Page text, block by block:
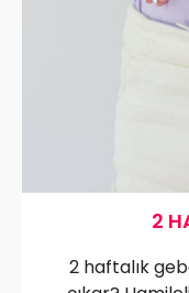
2
2 haftalık